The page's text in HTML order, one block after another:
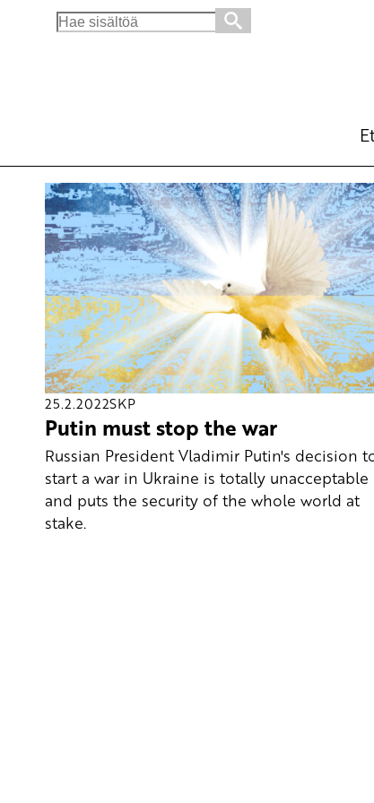
Search
25.2.2022SKP
Putin must stop the war
Russian President Vladimir Putin's decision
start a war in Ukraine is totally unacceptable
and puts the security of the whole world at
stake.